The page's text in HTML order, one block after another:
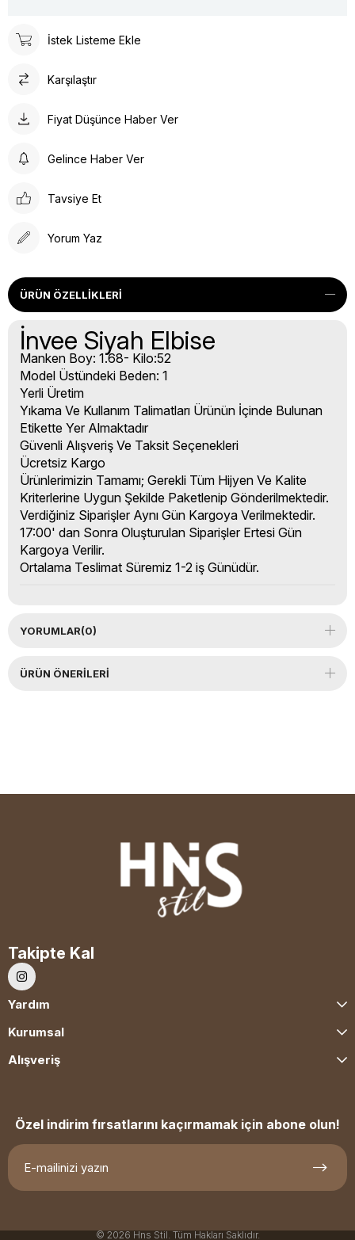
İstek Listeme Ekle
Karşılaştır
Fiyat Düşünce Haber Ver
Gelince Haber Ver
Tavsiye Et
Yorum Yaz
ÜRÜN ÖZELLIKLERI
İnvee Siyah Elbise
Manken Boy: 1.68- Kilo:52
Model Üstündeki Beden: 1
Yerli Üretim
Yıkama Ve Kullanım Talimatları Ürünün İçinde Bulunan
Etikette Yer Almaktadır
Güvenli Alışveriş Ve Taksit Seçenekleri
Ücretsiz Kargo
Ürünlerimizin Tamamı; Gerekli Tüm Hijyen Ve Kalite
Kriterlerine Uygun Şekilde Paketlenip Gönderilmektedir.
Verdiğiniz Siparişler Aynı Gün Kargoya Verilmektedir.
17:00' dan Sonra Oluşturulan Siparişler Ertesi Gün
Kargoya Verilir.
Ortalama Teslimat Süremiz 1-2 iş Günüdür.
YORUMLAR(0)
ÜRÜN ÖNERILERI
Takipte Kal
Yardım
Kurumsal
Alışveriş
Özel indirim fırsatlarını kaçırmamak için abone olun!
© 2026 Hns Stil. Tüm Hakları Saklıdır.